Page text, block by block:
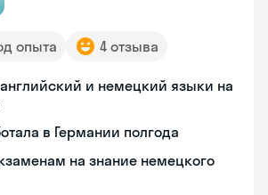
опыта 4 отзыва
и немецкий языки на
в Германии полгода
на знание немецкого